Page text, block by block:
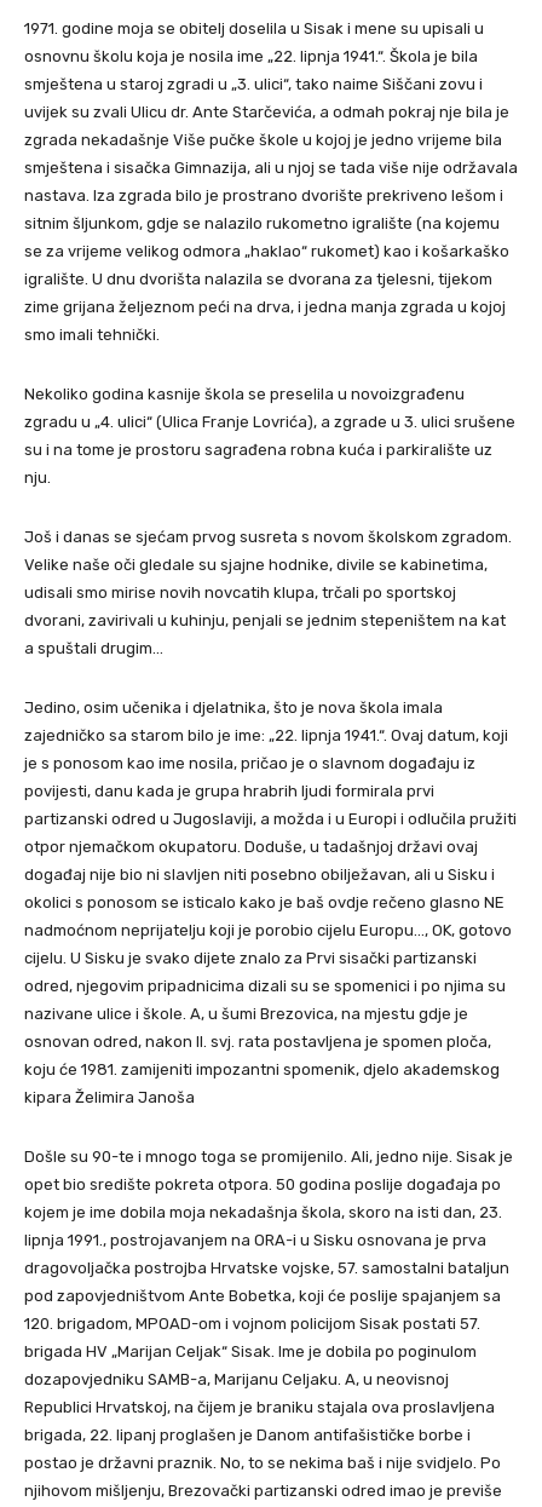
1971. godine moja se obitelj doselila u Sisak i mene su upisali u
osnovnu školu koja je nosila ime „22. lipnja 1941.“. Škola je bila
smještena u staroj zgradi u „3. ulici“, tako naime Siščani zovu i
uvijek su zvali Ulicu dr. Ante Starčevića, a odmah pokraj nje bila je
zgrada nekadašnje Više pučke škole u kojoj je jedno vrijeme bila
smještena i sisačka Gimnazija, ali u njoj se tada više nije održavala
nastava. Iza zgrada bilo je prostrano dvorište prekriveno lešom i
sitnim šljunkom, gdje se nalazilo rukometno igralište (na kojemu
se za vrijeme velikog odmora „haklao“ rukomet) kao i košarkaško
igralište. U dnu dvorišta nalazila se dvorana za tjelesni, tijekom
zime grijana željeznom peći na drva, i jedna manja zgrada u kojoj
smo imali tehnički.
Nekoliko godina kasnije škola se preselila u novoizgrađenu
zgradu u „4. ulici“ (Ulica Franje Lovrića), a zgrade u 3. ulici srušene
su i na tome je prostoru sagrađena robna kuća i parkiralište uz
nju.
Još i danas se sjećam prvog susreta s novom školskom zgradom.
Velike naše oči gledale su sjajne hodnike, divile se kabinetima,
udisali smo mirise novih novcatih klupa, trčali po sportskoj
dvorani, zavirivali u kuhinju, penjali se jednim stepeništem na kat
a spuštali drugim…
Jedino, osim učenika i djelatnika, što je nova škola imala
zajedničko sa starom bilo je ime: „22. lipnja 1941.“. Ovaj datum, koji
je s ponosom kao ime nosila, pričao je o slavnom događaju iz
povijesti, danu kada je grupa hrabrih ljudi formirala prvi
partizanski odred u Jugoslaviji, a možda i u Europi i odlučila pružiti
otpor njemačkom okupatoru. Doduše, u tadašnjoj državi ovaj
događaj nije bio ni slavljen niti posebno obilježavan, ali u Sisku i
okolici s ponosom se isticalo kako je baš ovdje rečeno glasno NE
nadmoćnom neprijatelju koji je porobio cijelu Europu…, OK, gotovo
cijelu. U Sisku je svako dijete znalo za Prvi sisački partizanski
odred, njegovim pripadnicima dizali su se spomenici i po njima su
nazivane ulice i škole. A, u šumi Brezovica, na mjestu gdje je
osnovan odred, nakon II. svj. rata postavljena je spomen ploča,
koju će 1981. zamijeniti impozantni spomenik, djelo akademskog
kipara Želimira Janoša
Došle su 90-te i mnogo toga se promijenilo. Ali, jedno nije. Sisak je
opet bio središte pokreta otpora. 50 godina poslije događaja po
kojem je ime dobila moja nekadašnja škola, skoro na isti dan, 23.
lipnja 1991., postrojavanjem na ORA-i u Sisku osnovana je prva
dragovoljačka postrojba Hrvatske vojske, 57. samostalni bataljun
pod zapovjedništvom Ante Bobetka, koji će poslije spajanjem sa
120. brigadom, MPOAD-om i vojnom policijom Sisak postati 57.
brigada HV „Marijan Celjak“ Sisak. Ime je dobila po poginulom
dozapovjedniku SAMB-a, Marijanu Celjaku. A, u neovisnoj
Republici Hrvatskoj, na čijem je braniku stajala ova proslavljena
brigada, 22. lipanj proglašen je Danom antifašističke borbe i
postao je državni praznik. No, to se nekima baš i nije svidjelo. Po
njihovom mišljenju, Brezovački partizanski odred imao je previše